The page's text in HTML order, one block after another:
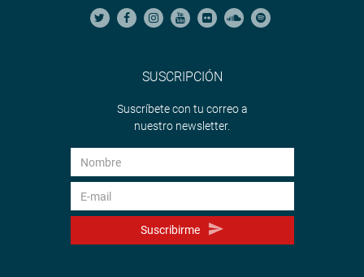
SUSCRIPCIÓN
Suscríbete con tu correo a
nuestro newsletter.
Suscribirme